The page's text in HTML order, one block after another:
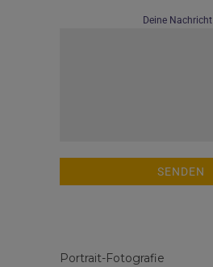
Deine Nachricht
SENDEN
Portrait-Fotografie